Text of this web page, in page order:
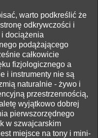
warto podkreślić że
odkrywczości i
dociążenia
podążającego
całkowicie
fizjologicznego a
i instrumenty nie są
naturalnie - żywo i
przestrzennością,
wyjątkowo dobrej
pierwszorzędnego
w szwajcarskim
miejsce na tony i mini-